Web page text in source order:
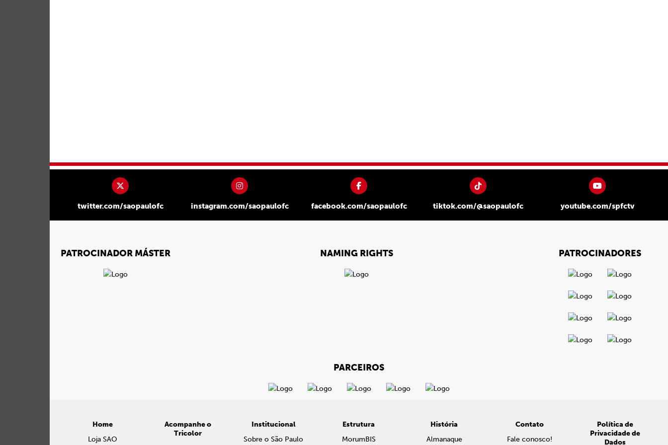
twitter.com/saopaulofc instagram.com/saopaulofc facebook.com/saopaulofc tiktok.com/@saopaulofc youtube.com/spfctv
PATROCINADOR MÁSTER NAMING RIGHTS PATROCINADORES
PARCEIROS
Home
Loja SAO
Acompanhe o
Tricolor
Institucional
Sobre o São Paulo
Estrutura
MorumBIS
História
Almanaque
Contato
Fale conosco!
Política de
Privacidade de
Dados